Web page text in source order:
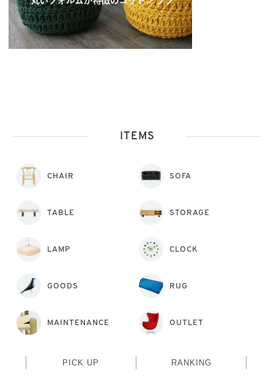
ITEMS
CHAIR SOFA
TABLE STORAGE
LAMP CLOCK
GOODS RUG
MAINTENANCE OUTLET
PICK UP RANKING